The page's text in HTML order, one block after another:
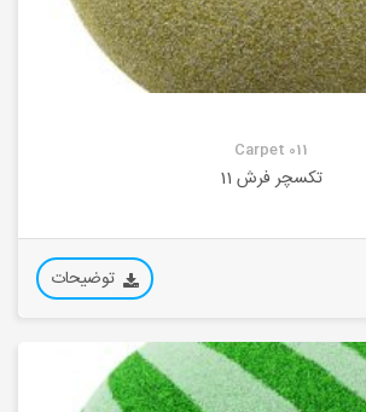
Carpet 011
تکسچر فرش 11
توضیحات